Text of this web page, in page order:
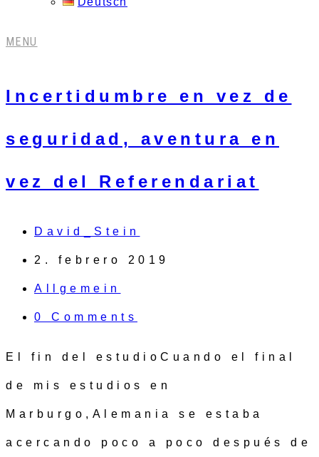
MENU
Incertidumbre en vez de
seguridad, aventura en
vez del Referendariat
David_Stein
2. febrero 2019
Allgemein
0 Comments
El fin del estudioCuando el final
de mis estudios en
Marburgo,Alemania se estaba
acercando poco a poco después de